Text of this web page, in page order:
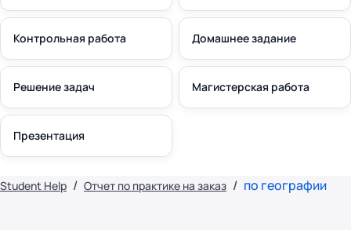
Контрольная работа Домашнее задание
Решение задач Магистерская работа
Презентация
Student Help Отчет по практике на заказ по географии